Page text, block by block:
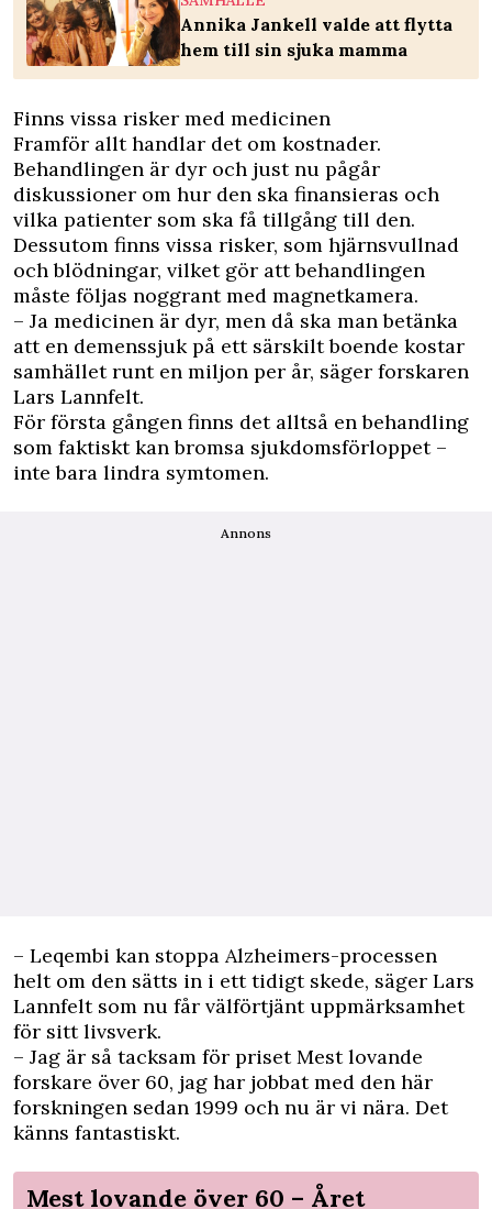
Annika Jankell valde att flytta
hem till sin sjuka mamma
Finns vissa risker med medicinen
Framför allt handlar det om kostnader.
Behandlingen är dyr och just nu pågår
diskussioner om hur den ska finansieras och
vilka patienter som ska få tillgång till den.
Dessutom finns vissa risker, som hjärnsvullnad
och blödningar, vilket gör att behandlingen
måste följas noggrant med magnetkamera.
– Ja medicinen är dyr, men då ska man betänka
att en demenssjuk på ett särskilt boende kostar
samhället runt en miljon per år, säger forskaren
Lars Lannfelt.
För första gången finns det alltså en behandling
som faktiskt kan bromsa sjukdomsförloppet –
inte bara lindra symtomen.
Annons
– Leqembi kan stoppa Alzheimers-processen
helt om den sätts in i ett tidigt skede, säger Lars
Lannfelt som nu får välförtjänt uppmärksamhet
för sitt livsverk.
– Jag är så tacksam för priset Mest lovande
forskare över 60, jag har jobbat med den här
forskningen sedan 1999 och nu är vi nära. Det
känns fantastiskt.
Mest lovande över 60 – Året